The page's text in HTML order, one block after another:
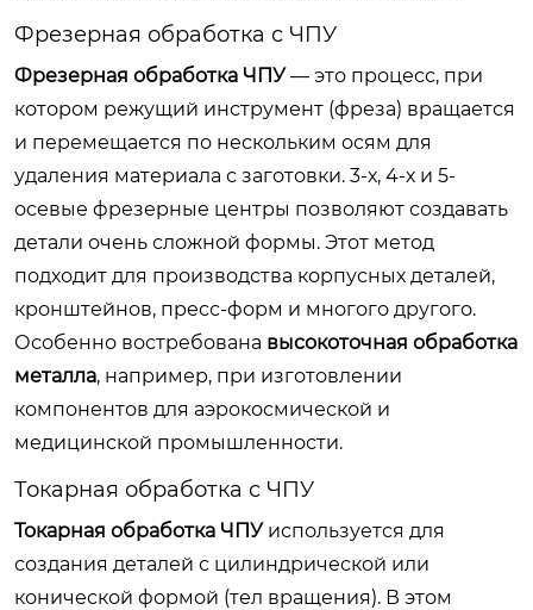
Фрезерная обработка с ЧПУ
Фрезерная обработка ЧПУ— это процесс, при
котором режущий инструмент (фреза) вращается
и перемещается по нескольким осям для
удаления материала с заготовки. 3-х, 4-х и 5-
осевые фрезерные центры позволяют создавать
детали очень сложной формы. Этот метод
подходит для производства корпусных деталей,
кронштейнов, пресс-форм и многого другого.
Особенно востребована высокоточная обработка
металла, например, при изготовлении
компонентов для аэрокосмической и
медицинской промышленности.
Токарная обработка с ЧПУ
Токарная обработка ЧПУиспользуется для
создания деталей с цилиндрической или
конической формой (тел вращения). В этом